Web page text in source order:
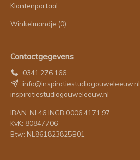
Klantenportaal
Winkelmandje (0)
Contactgegevens
0341 276 166
info@inspiratiestudiogouweleeuw.nl
inspiratiestudiogouweleeuw.nl
IBAN: NL46 INGB 0006 4171 97
KvK: 80847706
Btw: NL861823825B01